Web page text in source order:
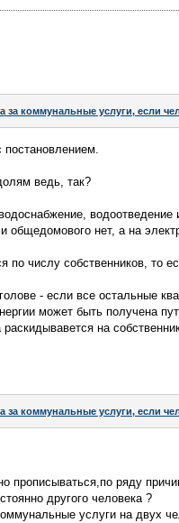
за коммунальные услуги, если
постановлением.
ведь, так?
общедомового нет, а на
по числу собственников, то
- если все остальные
может быть получена
на
за коммунальные услуги, если
прописываться,по ряду
другого человека ?
услуги на двух